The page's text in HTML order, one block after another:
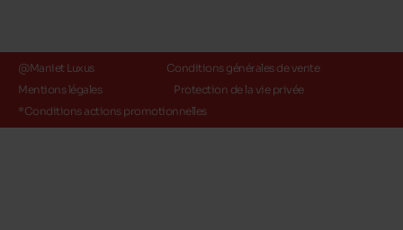
@Maniet Luxus
Conditions générales de vente
Mentions légales
Protection de la vie privée
*Conditions actions promotionnelles